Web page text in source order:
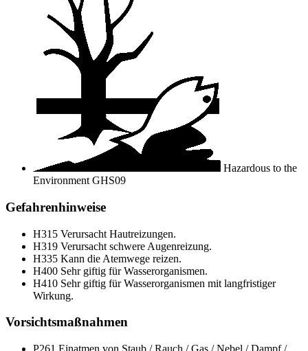
Hazardous to the
Environment GHS09
Gefahrenhinweise
H315 Verursacht Hautreizungen.
H319 Verursacht schwere Augenreizung.
H335 Kann die Atemwege reizen.
H400 Sehr giftig für Wasserorganismen.
H410 Sehr giftig für Wasserorganismen mit langfristiger
Wirkung.
Vorsichtsmaßnahmen
P261 Einatmen von Staub / Rauch / Gas / Nebel / Dampf /